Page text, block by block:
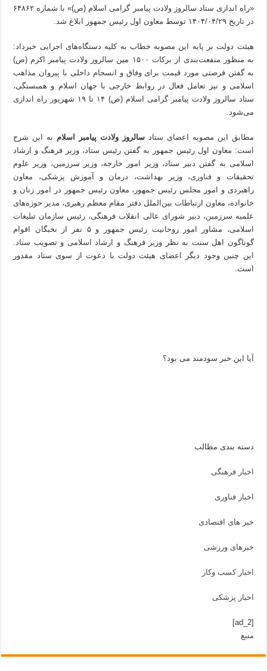
«راه اندازی ستاد سالروز ولادت پیامبر گرامی اسلام (ص)» با شماره ۶۴۸۶۲
در تاریخ ۱۴۰۴/۰۴/۲۹ توسط معاون اول رئیس جمهور ابلاغ شد.
هیئت دولت بر پایه این مصوبه خطاب به کلیه دستگاه‌های اجرایی خبرداد:
به منظور منفعت‌بندی از برکات ۱۵۰۰ مین سالروز ولادت پیامبر اکرم (ص)
به گفتن فرصتی مورد قیمت برای وفاق و انسجام داخلی با پیروان مذاهب
اسلامی و نیز تعامل فعال در روابط خارجی با جهان اسلام و همبستگی،
ستاد سالروز ولادت پیامبر گرامی اسلام (ص) ۱۴ تا ۱۹ شهریور راه اندازی
می‌شود.
مطابق این مصوبه اعضای ستاد سالروز ولادت پیامبر اسلام به این شرح
است: معاون اول رئیس جمهور به گفتن رئیس ستاد، وزیر فرهنگ و ارشاد
اسلامی به گفتن دبیر ستاد، وزیر امور خارجه، وزیر سرزمین، وزیر علوم
تحقیقات و فناوری، وزیر بهداشت، درمان و آموزش پزشکی، معاون
راهبردی و امور مجلس رئیس جمهور، معاون رئیس جمهور در امور زنان و
خانواده، معاون ارتباطات بین‌الملل دفتر مقام معظم رهبری، مدیر حوزه‌های
علمیه سرزمین، دبیر شورای عالی انقلاب فرهنگی، رئیس سازمان تبلیغات
اسلامی، مشاور امور روحانیت رئیس جمهور و ۵ نفر از نخبگان اقوام
گوناگون اهل سنت به نظر وزیر فرهنگ و ارشاد اسلامی و تصویب ستاد.
این چنین وجود دیگر اعضای هیئت دولت با دعوت از سوی ستاد مقدور
است.
آیا این خبر سودمند می بود؟
دسته بندی مطالب
اخبار فرهنگی
اخبار فناوری
خبر های اقتصادی
خبرهای ورزشی
اخبار کسب وکار
اخبار پزشکی
[ad_2]
منبع